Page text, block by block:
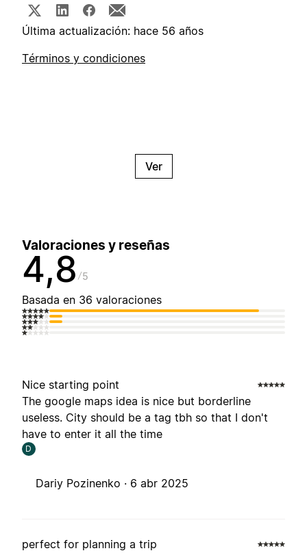
Última actualización: hace 56 años
Términos y condiciones
Ver
Valoraciones y reseñas
4,8 5
Basada en 36 valoraciones
Nice starting point
The google maps idea is nice but borderline
useless. City should be a tag tbh so that I don't
have to enter it all the time
D
Dariy Pozinenko · 6 abr 2025
perfect for planning a trip